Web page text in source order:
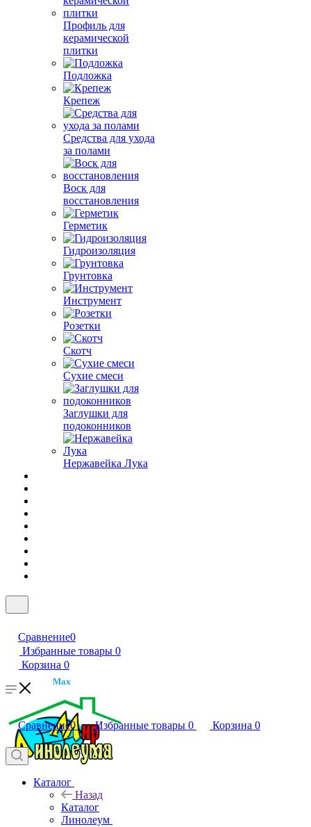
Профиль для
керамической
плитки
Подложка
Крепеж
Средства для ухода
за полами
Воск для
восстановления
Герметик
Гидроизоляция
Грунтовка
Инструмент
Розетки
Скотч
Сухие смеси
Заглушки для
подоконников
Нержавейка Лука
Сравнение0
Избранные товары 0
Корзина 0
Max
Сравнение0 Избранные товары 0 Корзина 0
Каталог
Назад
Каталог
Линолеум